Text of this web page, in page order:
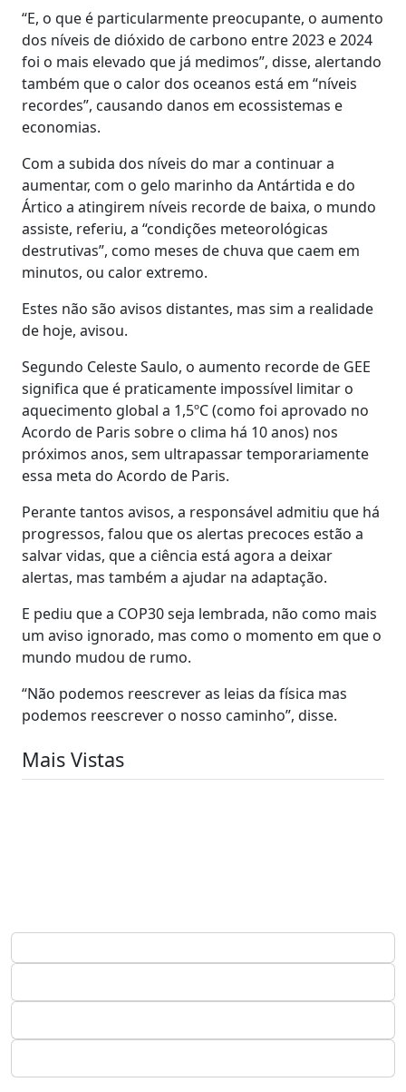
“E, o que é particularmente preocupante, o aumento
dos níveis de dióxido de carbono entre 2023 e 2024
foi o mais elevado que já medimos”, disse, alertando
também que o calor dos oceanos está em “níveis
recordes”, causando danos em ecossistemas e
economias.
Com a subida dos níveis do mar a continuar a
aumentar, com o gelo marinho da Antártida e do
Ártico a atingirem níveis recorde de baixa, o mundo
assiste, referiu, a “condições meteorológicas
destrutivas”, como meses de chuva que caem em
minutos, ou calor extremo.
Estes não são avisos distantes, mas sim a realidade
de hoje, avisou.
Segundo Celeste Saulo, o aumento recorde de GEE
significa que é praticamente impossível limitar o
aquecimento global a 1,5ºC (como foi aprovado no
Acordo de Paris sobre o clima há 10 anos) nos
próximos anos, sem ultrapassar temporariamente
essa meta do Acordo de Paris.
Perante tantos avisos, a responsável admitiu que há
progressos, falou que os alertas precoces estão a
salvar vidas, que a ciência está agora a deixar
alertas, mas também a ajudar na adaptação.
E pediu que a COP30 seja lembrada, não como mais
um aviso ignorado, mas como o momento em que o
mundo mudou de rumo.
“Não podemos reescrever as leias da física mas
podemos reescrever o nosso caminho”, disse.
Mais Vistas